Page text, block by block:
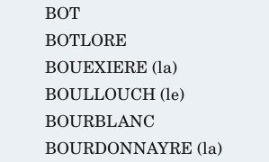
BOT
BOTLORE
BOUEXIERE (la)
BOULLOUCH (le)
BOURBLANC
BOURDONNAYRE (la)